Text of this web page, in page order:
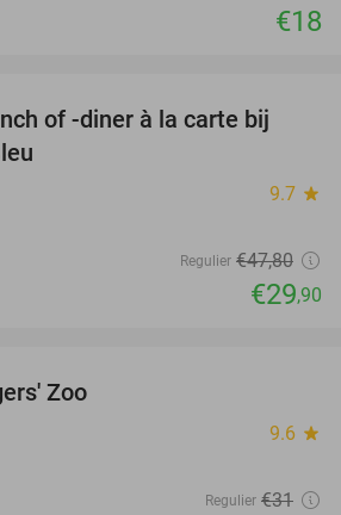
€18
37%
of -diner à la carte bij
9.7 star
Regulier €47,80
€29,90
Zoo
9.6 star
Regulier €31